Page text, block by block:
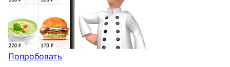
Попробовать